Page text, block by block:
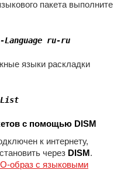
пакета выполните
ru-ru
языки раскладки
с помощью DISM
к интернету,
через DISM.
образ с языковыми